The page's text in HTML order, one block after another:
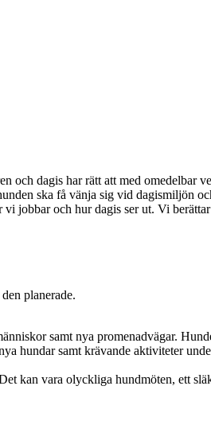
dagis har rätt att med omedelbar
ska få vänja sig vid dagismiljön
jobbar och hur dagis ser ut. Vi
planerade.
samt nya promenadvägar.
hundar samt krävande aktiviteter
kan vara olyckliga hundmöten, ett